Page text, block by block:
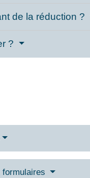
de la réduction ?
?